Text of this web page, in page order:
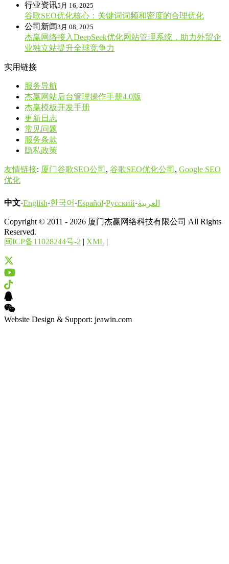
行业资讯5月 16, 2025
谷歌SEO优化核心：关键词词频和密度的合理优化
公司新闻3月 08, 2025
杰赢网络接入DeepSeek优化网站管理系统，助力外贸企
业独立站提升全球竞争力
实用链接
服务导航
杰赢网站后台管理操作手册4.0版
杰赢模板开发手册
更新日志
常见问题
服务条款
隐私政策
友情链接: 厦门谷歌SEO公司 , 谷歌SEO优化公司 , Google SEO
优化
中文-English-한국어-Español-Русский-العربية
Copyright © 2011 - 2026 厦门杰赢网络科技有限公司 All Rights
Reserved.
闽ICP备11028244号-2 | XML |
Website Design & Support: jeawin.com